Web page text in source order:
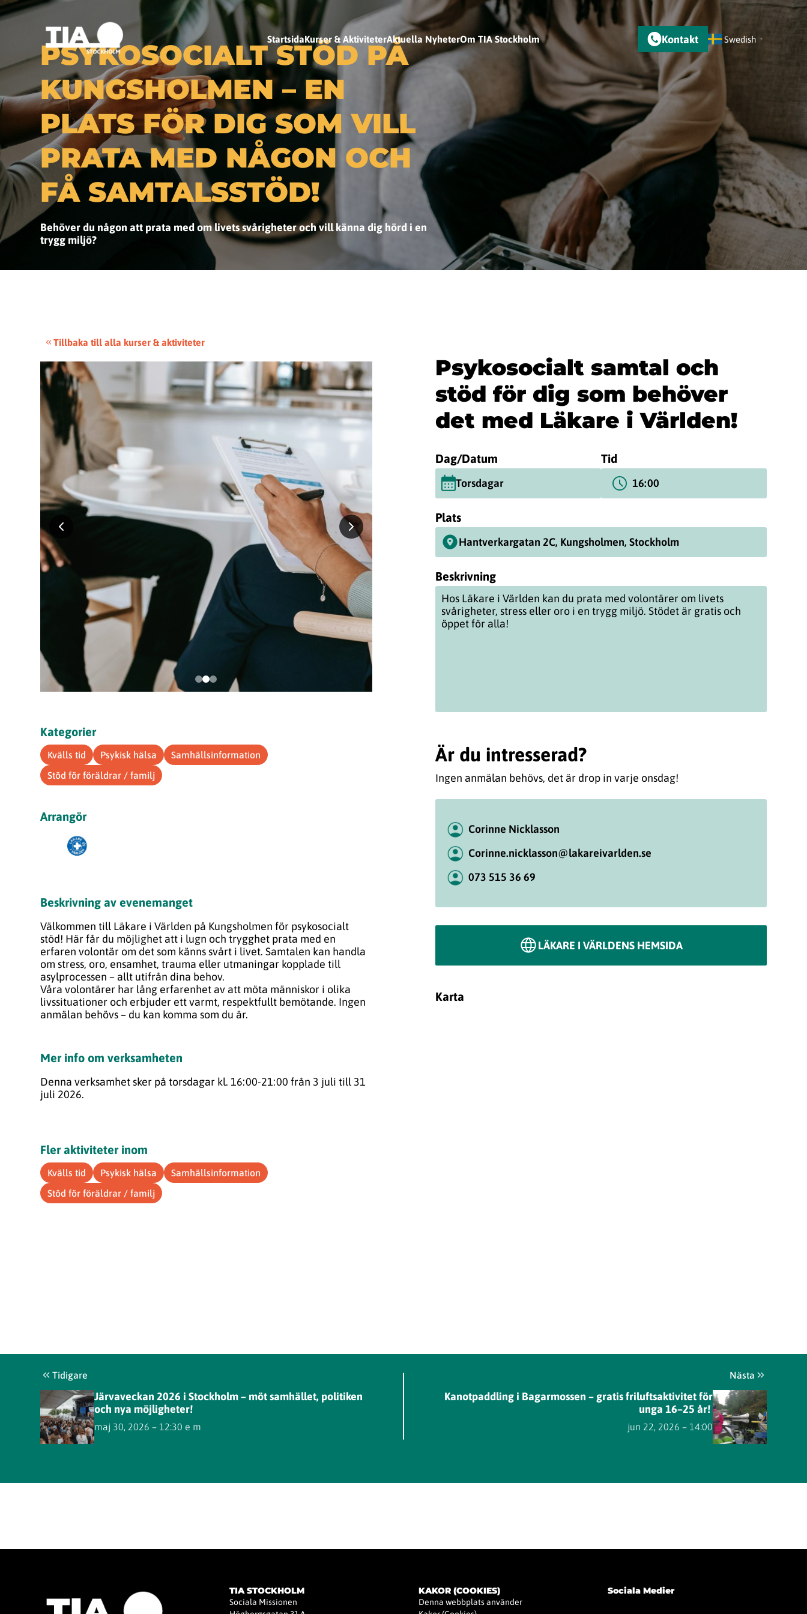
StartsidaKurser & AktiviteterAktuella NyheterOm TIA Stockholm Kontakt Swedish ▼
PSYKOSOCIALT STÖD PÅ
KUNGSHOLMEN – EN
PLATS FÖR DIG SOM VILL
PRATA MED NÅGON OCH
FÅ SAMTALSSTÖD!
Behöver du någon att prata med om livets svårigheter och vill känna dig hörd i en
trygg miljö?
Tillbaka till alla kurser & aktiviteter
Kategorier
Kvälls tid Psykisk hälsa
Samhällsinformation
Stöd för föräldrar / familj
Arrangör
Beskrivning av evenemanget
Välkommen till Läkare i Världen på Kungsholmen för psykosocialt
stöd! Här får du möjlighet att i lugn och trygghet prata med en
erfaren volontär om det som känns svårt i livet. Samtalen kan handla
om stress, oro, ensamhet, trauma eller utmaningar kopplade till
asylprocessen – allt utifrån dina behov.
Våra volontärer har lång erfarenhet av att möta människor i olika
livssituationer och erbjuder ett varmt, respektfullt bemötande. Ingen
anmälan behövs – du kan komma som du är.
Mer info om verksamheten
Denna verksamhet sker på torsdagar kl. 16:00-21:00 från 3 juli till 31
juli 2026.
Fler aktiviteter inom
Kvälls tid Psykisk hälsa
Samhällsinformation
Stöd för föräldrar / familj
Psykosocialt samtal och
stöd för dig som behöver
det med Läkare i Världen!
Dag/Datum
Torsdagar
Tid
16:00
Plats
Hantverkargatan 2C, Kungsholmen, Stockholm
Beskrivning
Hos Läkare i Världen kan du prata med volontärer om livets
svårigheter, stress eller oro i en trygg miljö. Stödet är gratis och
öppet för alla!
Är du intresserad?
Ingen anmälan behövs, det är drop in varje onsdag!
Corinne Nicklasson
Corinne.nicklasson@lakareivarlden.se
073 515 36 69
LÄKARE I VÄRLDENS HEMSIDA
Karta
Tidigare
Järvaveckan 2026 i Stockholm – möt samhället, politiken
och nya möjligheter!
maj 30, 2026 – 12:30 e m
Nästa
Kanotpaddling i Bagarmossen – gratis friluftsaktivitet för
unga 16–25 år!
jun 22, 2026 – 14:00
TIA STOCKHOLM
Sociala Missionen
KAKOR (COOKIES)
Denna webbplats använder
Sociala Medier